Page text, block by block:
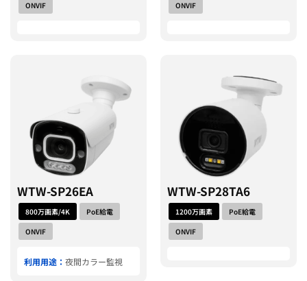
ONVIF
ONVIF
WTW-SP26EA
800万画素/4K
PoE給電
ONVIF
利用用途： 夜間カラー監視
WTW-SP28TA6
1200万画素
PoE給電
ONVIF